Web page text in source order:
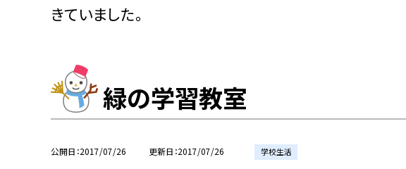
きていました。
緑の学習教室
公開日 2017/07/26 更新日 2017/07/26 学校生活